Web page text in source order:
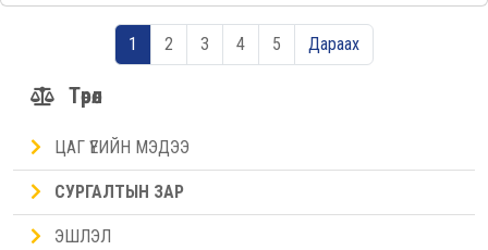
1 2 3 4 5 Дараах
Төрөл
ЦАГ ҮЕИЙН МЭДЭЭ
СУРГАЛТЫН ЗАР
ЭШЛЭЛ